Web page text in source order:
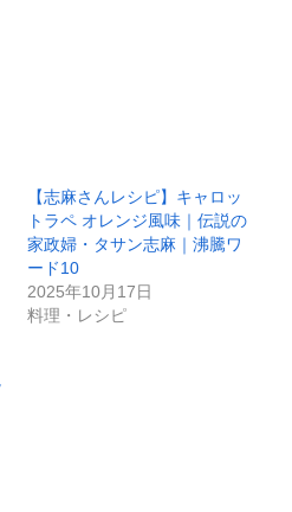
【志麻さんレシピ】キャロッ
トラペ オレンジ風味｜伝説の
家政婦・タサン志麻｜沸騰ワ
ード10
2025年10月17日
料理・レシピ